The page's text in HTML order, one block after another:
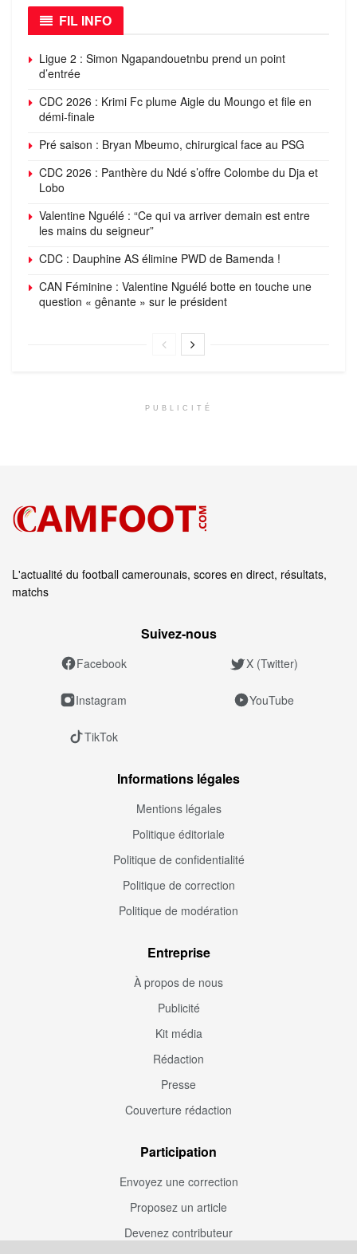
FIL INFO
Ligue 2 : Simon Ngapandouetnbu prend un point
d’entrée
CDC 2026 : Krimi Fc plume Aigle du Moungo et file en
démi-finale
Pré saison : Bryan Mbeumo, chirurgical face au PSG
CDC 2026 : Panthère du Ndé s’offre Colombe du Dja et
Lobo
Valentine Nguélé : “Ce qui va arriver demain est entre
les mains du seigneur”
CDC : Dauphine AS élimine PWD de Bamenda !
CAN Féminine : Valentine Nguélé botte en touche une
question « gênante » sur le président
PUBLICITÉ
L'actualité du football camerounais, scores en direct, résultats,
matchs
Suivez‑nous
Facebook X (Twitter)
Instagram YouTube
TikTok
Informations légales
Mentions légales
Politique éditoriale
Politique de confidentialité
Politique de correction
Politique de modération
Entreprise
À propos de nous
Publicité
Kit média
Rédaction
Presse
Couverture rédaction
Participation
Envoyez une correction
Proposez un article
Devenez contributeur